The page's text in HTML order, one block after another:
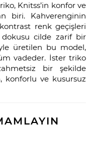
Knitss’in konfor ve
biri. Kahverenginin
renk geçişleri
cilde zarif bir
üretilen bu model,
vadeder. İster triko
bir şekilde
konforlu ve kusursuz